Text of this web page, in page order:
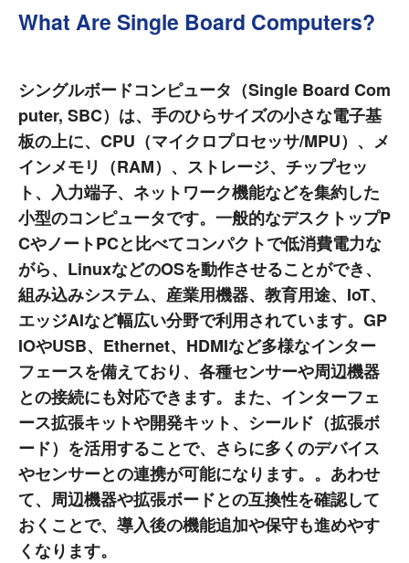
What Are Single Board Computers?
シングルボードコンピュータ（Single Board Com
puter, SBC）は、手のひらサイズの小さな電子基
板の上に、CPU（マイクロプロセッサ/MPU）、メ
インメモリ（RAM）、ストレージ、チップセッ
ト、入力端子、ネットワーク機能などを集約した
小型のコンピュータです。一般的なデスクトップP
CやノートPCと比べてコンパクトで低消費電力な
がら、LinuxなどのOSを動作させることができ、
組み込みシステム、産業用機器、教育用途、IoT、
エッジAIなど幅広い分野で利用されています。GP
IOやUSB、Ethernet、HDMIなど多様なインター
フェースを備えており、各種センサーや周辺機器
との接続にも対応できます。また、インターフェ
ース拡張キットや開発キット、シールド（拡張ボ
ード）を活用することで、さらに多くのデバイス
やセンサーとの連携が可能になります。。あわせ
て、周辺機器や拡張ボードとの互換性を確認して
おくことで、導入後の機能追加や保守も進めやす
くなります。